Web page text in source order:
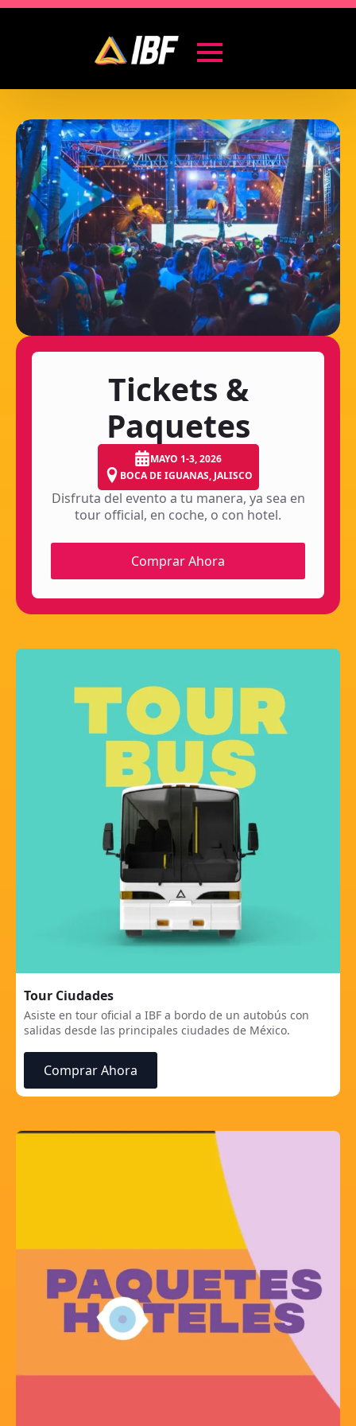
Tickets &
Paquetes
MAYO 1-3, 2026
BOCA DE IGUANAS, JALISCO
Disfruta del evento a tu manera, ya sea en
tour official, en coche, o con hotel.
Comprar Ahora
Tour Ciudades
Asiste en tour oficial a IBF a bordo de un autobús con
salidas desde las principales ciudades de México.
Comprar Ahora